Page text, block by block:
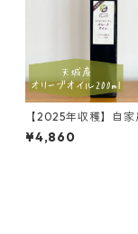
【2025年収穫】自家
リーブオイル200㎖
¥4,860